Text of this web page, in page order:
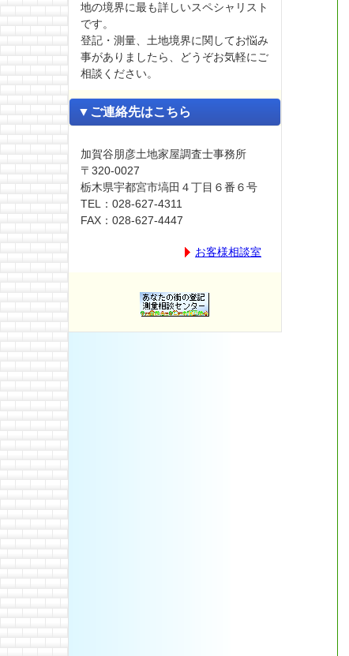
地の境界に最も詳しいスペシャリスト
です。
登記・測量、土地境界に関してお悩み
事がありましたら、どうぞお気軽にご
相談ください。
▼ご連絡先はこちら
加賀谷朋彦土地家屋調査士事務所
〒320-0027
栃木県宇都宮市塙田４丁目６番６号
TEL：028-627-4311
FAX：028-627-4447
お客様相談室